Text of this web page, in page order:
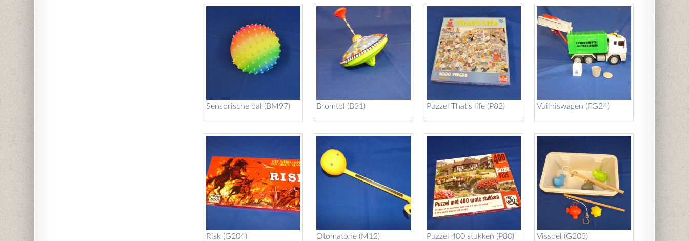
Sensorische bal (BM97) Bromtol (B31) Puzzel That's life (P82) Vuilniswagen (FG24)
Risk (G204) Otomatone (M12) Puzzel 400 stukken (P80) Visspel (G203)